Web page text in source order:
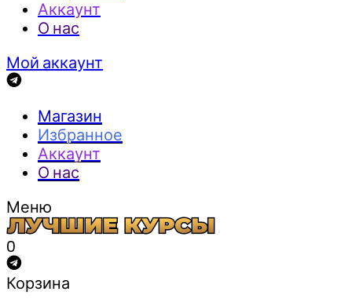
Аккаунт
О нас
Мой аккаунт
Магазин
Избранное
Аккаунт
О нас
Меню
0
Корзина